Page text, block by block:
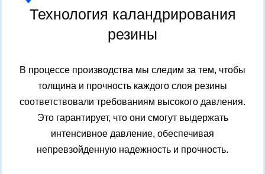
Технология каландрирования
резины
В процессе производства мы следим за тем, чтобы
толщина и прочность каждого слоя резины
соответствовали требованиям высокого давления.
Это гарантирует, что они смогут выдержать
интенсивное давление, обеспечивая
непревзойденную надежность и прочность.